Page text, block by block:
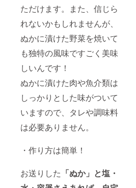
ただけます。また、信じら
れないかもしれませんが、
ぬかに漬けた野菜を焼いて
も独特の風味ですごく美味
しいんです！
ぬかに漬けた肉や魚介類は
しっかりとした味がついて
いますので、タレや調味料
は必要ありません。
・作り方は簡単！
お送りした 「ぬか」と塩・